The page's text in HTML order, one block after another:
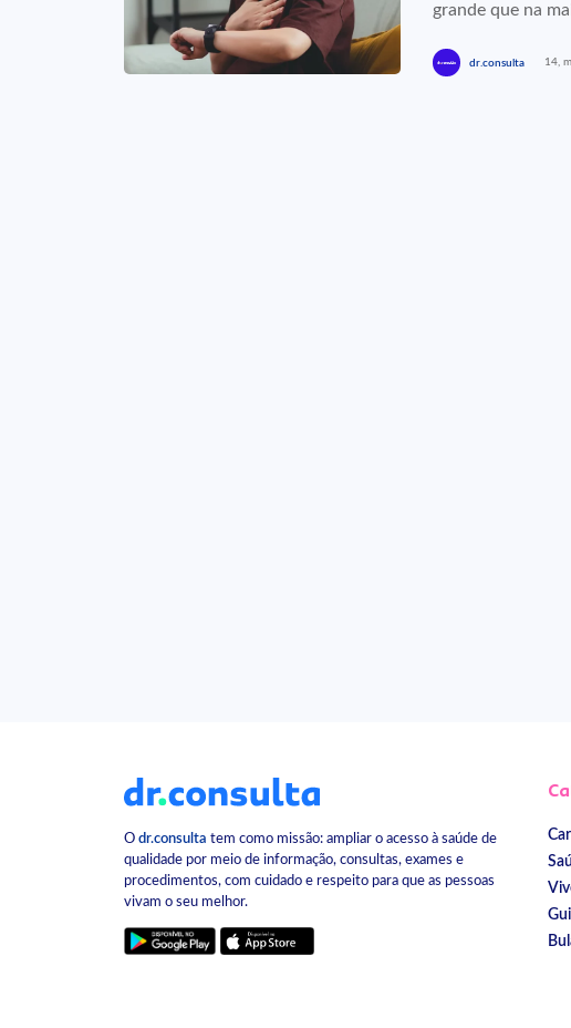
grande que na
dr.consulta 14,
O dr.consulta tem como missão: ampliar o acesso à saúde de
qualidade por meio de informação, consultas, exames e
procedimentos, com cuidado e respeito para que as pessoas
vivam o seu melhor.